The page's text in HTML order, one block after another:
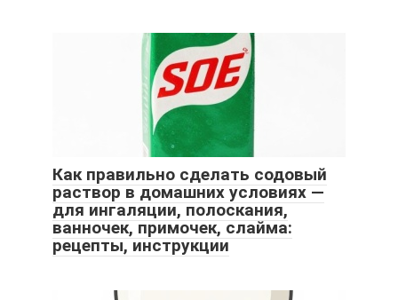
Как правильно сделать содовый
раствор в домашних условиях —
для ингаляции, полоскания,
ванночек, примочек, слайма:
рецепты, инструкции